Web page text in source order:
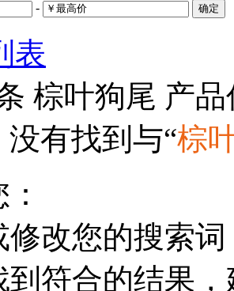
- 确定
表
棕叶狗尾 产
有找到与“棕
修改您的搜索
到符合的结果